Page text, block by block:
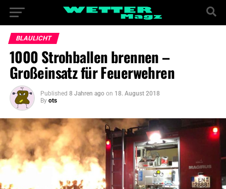
BLAULICHT
1000 Strohballen brennen –
Großeinsatz für Feuerwehren
Published 8 Jahren ago on 18. August 2018
By ots